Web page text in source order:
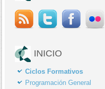
INICIO
Ciclos Formativos
Programación General